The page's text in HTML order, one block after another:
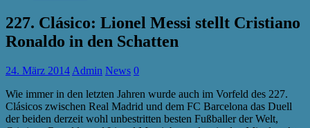
227. Clásico: Lionel Messi stellt Cristiano
Ronaldo in den Schatten
24. März 2014 Admin News 0
Wie immer in den letzten Jahren wurde auch im Vorfeld des 227.
Clásicos zwischen Real Madrid und dem FC Barcelona das Duell
der beiden derzeit wohl unbestritten besten Fußballer der Welt,